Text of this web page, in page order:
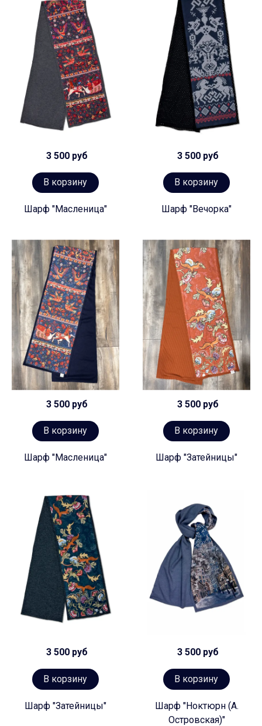
3 500 руб
В корзину
Шарф "Масленица"
3 500 руб
В корзину
Шарф "Вечорка"
3 500 руб
В корзину
Шарф "Масленица"
3 500 руб
В корзину
Шарф "Затейницы"
3 500 руб
В корзину
Шарф "Затейницы"
3 500 руб
В корзину
Шарф "Ноктюрн (А.
Островская)"